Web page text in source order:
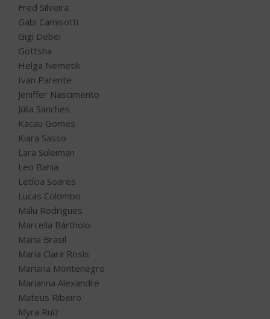
Fred Silveira
Gabi Camisotti
Gigi Debei
Gottsha
Helga Nemetik
Ivan Parente
Jeniffer Nascimento
Júlia Sanches
Kacau Gomes
Kiara Sasso
Lara Suleiman
Leo Bahia
Letícia Soares
Lucas Colombo
Malu Rodrigues
Marcella Bártholo
Maria Brasil
Maria Clara Rosis
Mariana Montenegro
Marianna Alexandre
Mateus Ribeiro
Myra Ruiz